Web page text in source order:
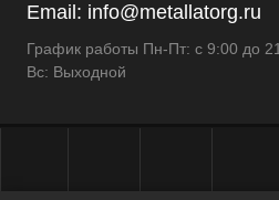
Email: info@metallatorg.ru
График работы Пн-Пт: с 9:00 до
Вс: Выходной